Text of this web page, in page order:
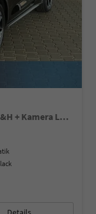
Active X 1.0 7AT / Winterpaket PDC V&H + Kamera LED Kurvenlicht Alu 17"